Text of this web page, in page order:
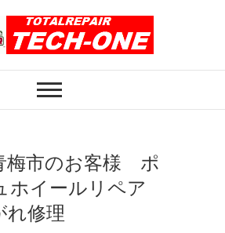
ル修理のト
リペアテッ
クワン
梅市のお客様 ポ
ホイールリペア
れ修理